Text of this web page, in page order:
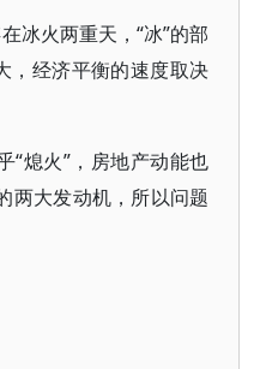
冰火两重天，“冰”的部
，经济平衡的速度取决
“熄火”，房地产动能也
两大发动机，所以问题